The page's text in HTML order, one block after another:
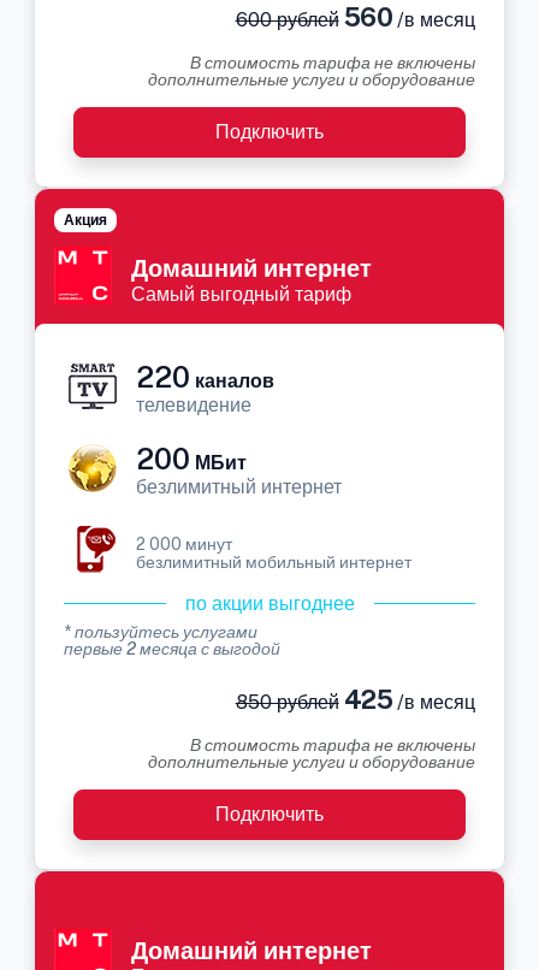
600 рублей560 /в месяц
В стоимость тарифа не включены
дополнительные услуги и оборудование
Подключить
Домашний интернет
Самый выгодный тариф
Акция
220 каналов
телевидение
200 МБит
безлимитный интернет
2 000 минут
безлимитный мобильный интернет
по акции выгоднее
* пользуйтесь услугами
первые 2 месяца с выгодой
850 рублей425 /в месяц
В стоимость тарифа не включены
дополнительные услуги и оборудование
Подключить
Домашний интернет